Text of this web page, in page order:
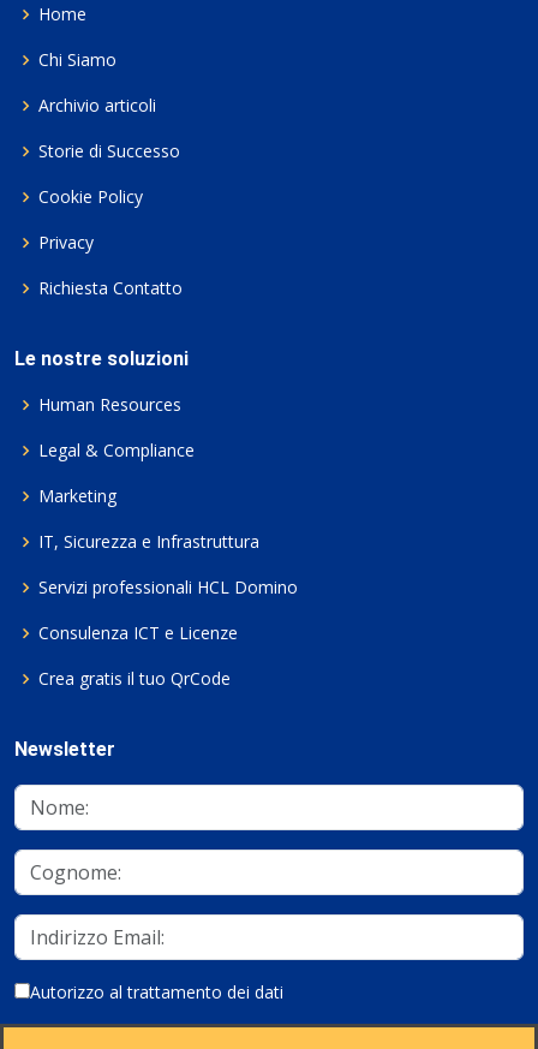
Home
Chi Siamo
Archivio articoli
Storie di Successo
Cookie Policy
Privacy
Richiesta Contatto
Le nostre soluzioni
Human Resources
Legal & Compliance
Marketing
IT, Sicurezza e Infrastruttura
Servizi professionali HCL Domino
Consulenza ICT e Licenze
Crea gratis il tuo QrCode
Newsletter
Autorizzo al trattamento dei dati